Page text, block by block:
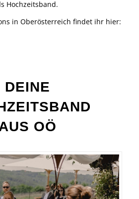
Alm im Mühlviertel und der große
Hochzeitsband.
DEINE
OÖ